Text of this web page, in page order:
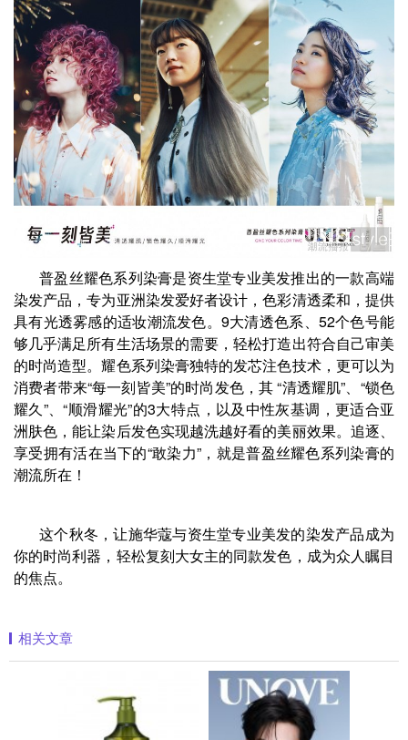
普盈丝耀色系列染膏是资生堂专业美发推出的一款高端
染发产品，专为亚洲染发爱好者设计，色彩清透柔和，提供
具有光透雾感的适妆潮流发色。9大清透色系、52个色号能
够几乎满足所有生活场景的需要，轻松打造出符合自己审美
的时尚造型。耀色系列染膏独特的发芯注色技术，更可以为
消费者带来“每一刻皆美”的时尚发色，其 “清透耀肌”、“锁色
耀久”、“顺滑耀光”的3大特点，以及中性灰基调，更适合亚
洲肤色，能让染后发色实现越洗越好看的美丽效果。追逐、
享受拥有活在当下的“敢染力”，就是普盈丝耀色系列染膏的
潮流所在！
这个秋冬，让施华蔻与资生堂专业美发的染发产品成为
你的时尚利器，轻松复刻大女主的同款发色，成为众人瞩目
的焦点。
相关文章